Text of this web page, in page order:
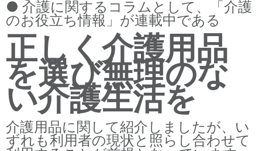
● 介護に関するコラムとして、「介護
のお役立ち情報」が連載中である
正しく介護用品
を選び無理のな
い介護生活を
介護用品に関して紹介しましたが、い
ずれも利用者の現状と照らし合わせて